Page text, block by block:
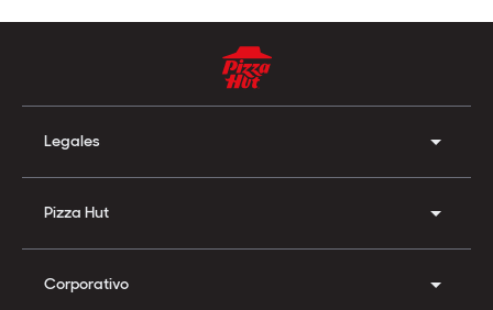
Legales
Pizza Hut
Corporativo